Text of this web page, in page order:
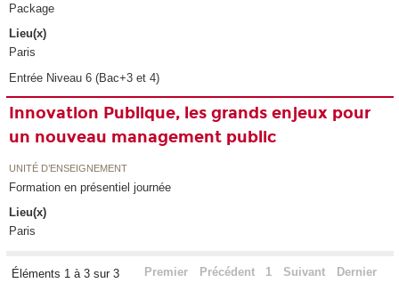
Package
Lieu(x)
Paris
Entrée Niveau 6 (Bac+3 et 4)
Innovation Publique, les grands enjeux pour
un nouveau management public
UNITÉ D’ENSEIGNEMENT
Formation en présentiel journée
Lieu(x)
Paris
Éléments 1 à 3 sur 3 Premier Précédent 1 Suivant Dernier